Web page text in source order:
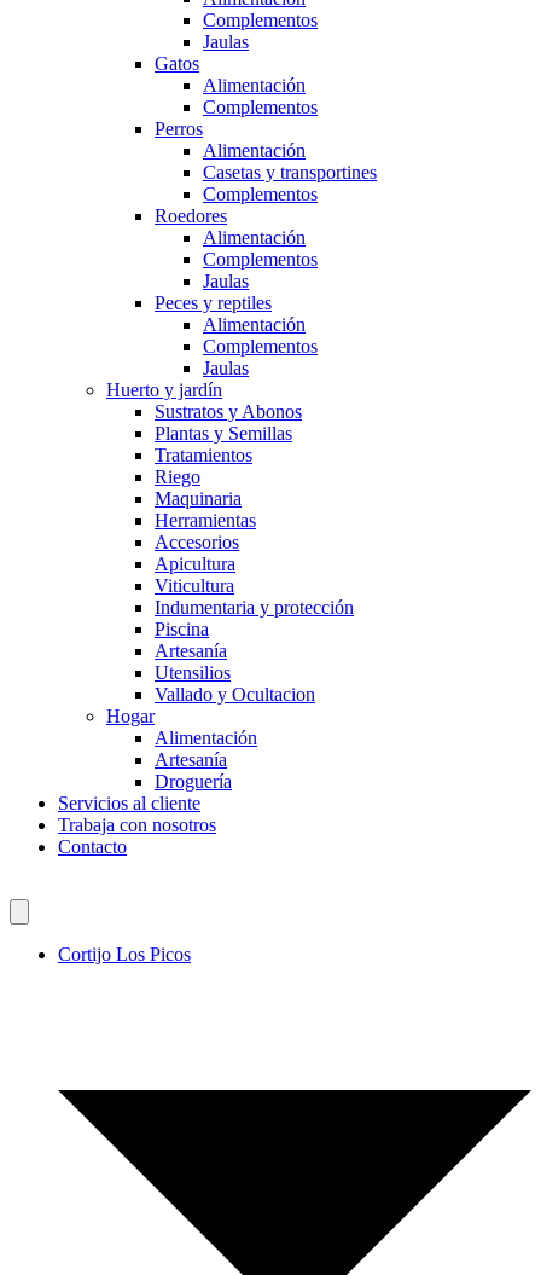
Complementos
Jaulas
Gatos
Alimentación
Complementos
Perros
Alimentación
Casetas y transportines
Complementos
Roedores
Alimentación
Complementos
Jaulas
Peces y reptiles
Alimentación
Complementos
Jaulas
Huerto y jardín
Sustratos y Abonos
Plantas y Semillas
Tratamientos
Riego
Maquinaria
Herramientas
Accesorios
Apicultura
Viticultura
Indumentaria y protección
Piscina
Artesanía
Utensilios
Vallado y Ocultacion
Hogar
Alimentación
Artesanía
Droguería
Servicios al cliente
Trabaja con nosotros
Contacto
Cortijo Los Picos